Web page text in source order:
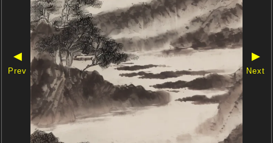
◀
Prev
▶
Next